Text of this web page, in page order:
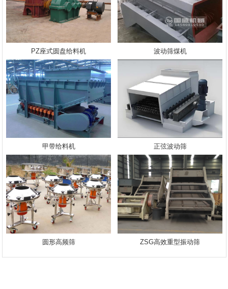
PZ座式圆盘给料机 波动筛煤机
甲带给料机 正弦波动筛
圆形高频筛 ZSG高效重型振动筛